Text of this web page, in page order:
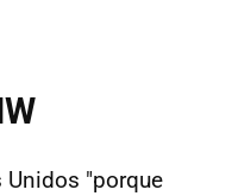
Unidos "porque